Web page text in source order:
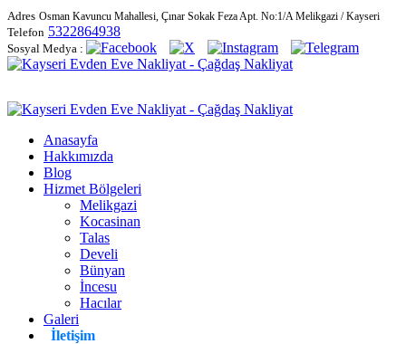
Adres Osman Kavuncu Mahallesi, Çınar Sokak Feza Apt. No:1/A Melikgazi / Kayseri
Telefon 5322864938
Sosyal Medya :
Anasayfa
Hakkımızda
Blog
Hizmet Bölgeleri
Melikgazi
Kocasinan
Talas
Develi
Bünyan
İncesu
Hacılar
Galeri
İletişim